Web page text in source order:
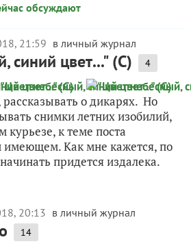
обсуждают
21:59 в личный журнал
синий цвет..." (С) 4
о дикарях. Но
снимки летних изобилий,
курьезе, к теме поста
имеющем. Как мне кажется, по
придется издалека.
20:13 в личный журнал
14